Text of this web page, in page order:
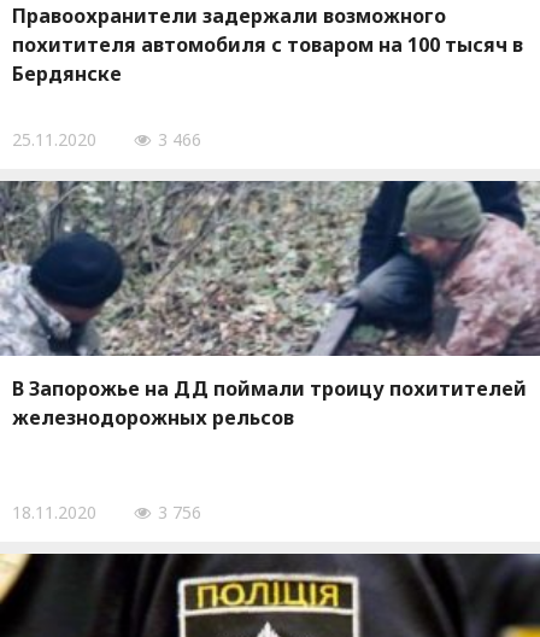
Правоохранители задержали возможного
похитителя автомобиля с товаром на 100 тысяч в
Бердянске
25.11.2020 3 466
В Запорожье на ДД поймали троицу похитителей
железнодорожных рельсов
18.11.2020 3 756